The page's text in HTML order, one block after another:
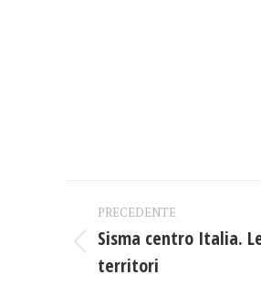
Naviga
tra
PRECEDENTE
Post
precedente:
Sisma centro Italia.
territori